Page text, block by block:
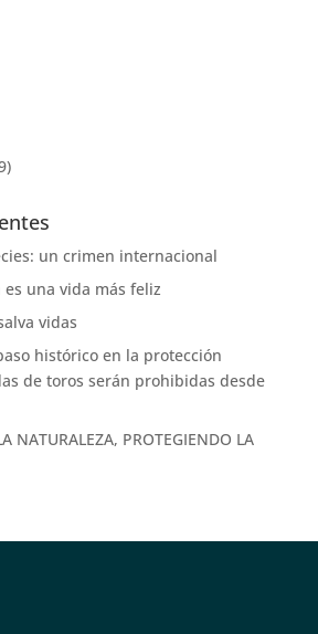
un crimen internacional
es una vida más feliz
vidas
histórico en la protección
de toros serán prohibidas desde
NATURALEZA, PROTEGIENDO LA